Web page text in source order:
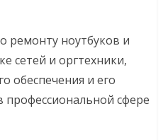
ремонту ноутбуков и
сетей и оргтехники,
обеспечения и его
сфере